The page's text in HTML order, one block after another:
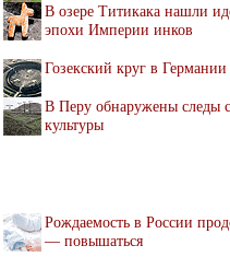
В озере Титикака нашли
эпохи Империи инков
Гозекский круг в Германии
В Перу обнаружены следы
культуры
Рождаемость в России
— повышаться